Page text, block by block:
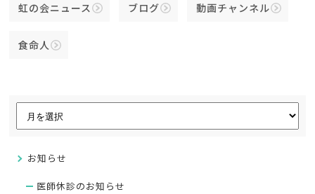
虹の会ニュース ブログ 動画チャンネル
食命人
お知らせ
医師休診のお知らせ